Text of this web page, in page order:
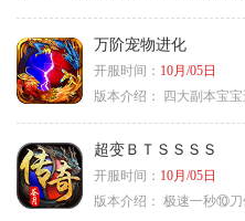
万阶宠物进化
开服时间： 10月/05日
版本介绍：
四大副本宝
超变ＢＴＳＳＳＳ
开服时间： 10月/05日
版本介绍： 极速一秒⑩刀